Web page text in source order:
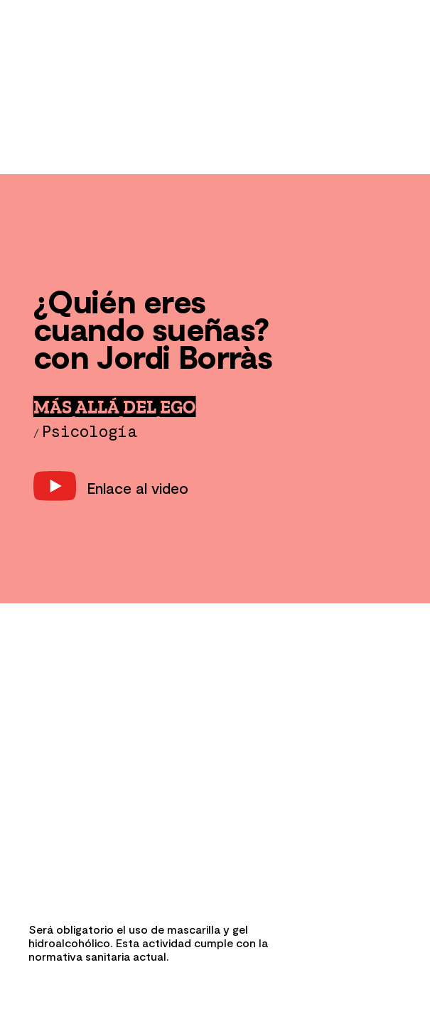
¿Quién eres
cuando sueñas?
con Jordi Borràs
MÁS ALLÁ DEL EGO
/ Psicología
Enlace al video
Será obligatorio el uso de mascarilla y gel
hidroalcohólico. Esta actividad cumple con la
normativa sanitaria actual.